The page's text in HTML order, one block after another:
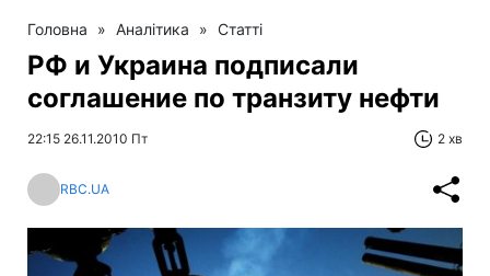
Головна » Аналітика » Статті
РФ и Украина подписали
соглашение по транзиту нефти
22:15 26.11.2010 Пт 2 хв
RBC.UA